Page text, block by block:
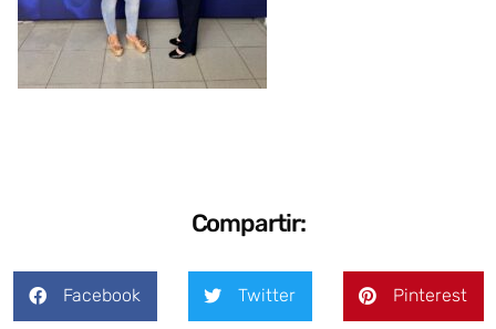
Compartir:
Facebook Twitter Pinterest